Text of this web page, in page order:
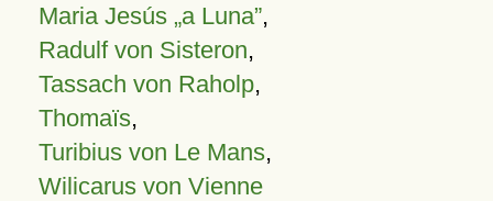
Maria Jesús „a Luna”,
Radulf von Sisteron,
Tassach von Raholp,
Thomaïs,
Turibius von Le Mans,
Wilicarus von Vienne